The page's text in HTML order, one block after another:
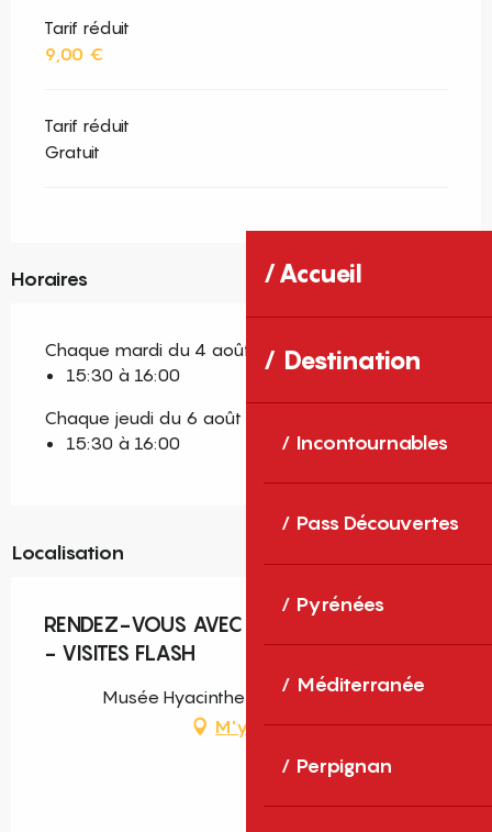
Accueil
Destination
Incontournables
Pass Découvertes
Pyrénées
Méditerranée
Perpignan
Tarif réduit
9,00 €
Tarif réduit
Gratuit
Horaires
Chaque mardi du 4 août 2026 au 25 août 2026
15:30 à 16:00
Chaque jeudi du 6 août 2026 au 27 août 2026
15:30 à 16:00
Localisation
RENDEZ-VOUS AVEC ANTOINE SCHNECK
- VISITES FLASH
Musée Hyacinthe Rigaud, Perpignan
M'y rendre